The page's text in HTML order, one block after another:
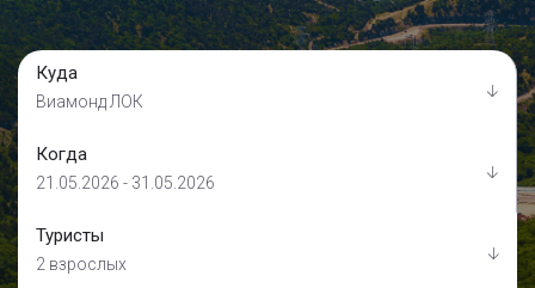
Куда
Виамонд ЛОК
Когда
21.05.2026 - 31.05.2026
Туристы
2 взрослых